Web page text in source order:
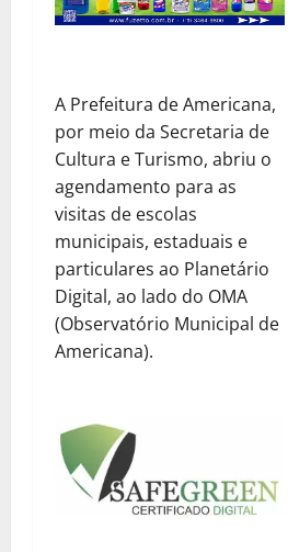
A Prefeitura de Americana,
por meio da Secretaria de
Cultura e Turismo, abriu o
agendamento para as
visitas de escolas
municipais, estaduais e
particulares ao Planetário
Digital, ao lado do OMA
(Observatório Municipal de
Americana).